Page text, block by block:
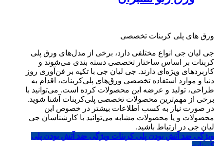
ورق های پلی کربنات تخصصی
جی لیان جی انواع مختلفی دارد، برخی از مدل‌های ورق پلی
کربنات بر اساس ساختار تخصصی دسته بندی می‌شوند و
کاربردهای ویژه‌ای دارند. جی لیان جی با تکیه بر فن‌آوری روز
دنیا و موارد استفاده تخصصی ورق‌های پلی‌کربنات، اقدام به
طراحی، تولید و عرضه این محصولات کرده است. می‌توانید با
برخی از مهم‌ترین محصولات تخصصی پلی‌کربنات آشنا شوید.
در صورت نیاز به کسب اطلاعات بیشتر در خصوص این
محصولات و یا محصولات مشابه می‌توانید با کارشناسان جی
لیان جی در ارتباط باشید.
ویژگی ضد آتش بودن پلی کربنات ویژگی ضد آتش بودن پلی